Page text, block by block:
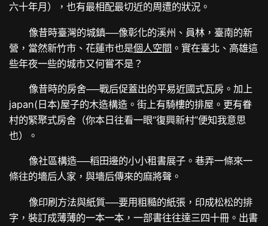
六十年月），也有最相配最切近的周遭的狀況。
像昔時臺灣的城鎮──像彰化的溪州、員林，臺南的新
營，當然新竹市、花蓮市也是個人空間 。實在臺北、高雄這
些年夜一些的城市又何嘗不是？
像昔時的房舍──戰后促蓋出的平易近國式瓦房。加上
japan(日本)屋子的木造構造。街上有騎樓的排屋。更有眷
村的緊聚式房舍（你本日往看一眼“復興新村”便知我意思
也）。
像社區構造──稻田邊的小小租書展子。巷弄一條來一
條往的墻后人家，與墻后傳來的麻將聲。
像印刷方法與紙質──要用粗糙的紙張，印成松松的排
字，裝訂成薄薄的一本一本，一部書往往達三四十冊。出書